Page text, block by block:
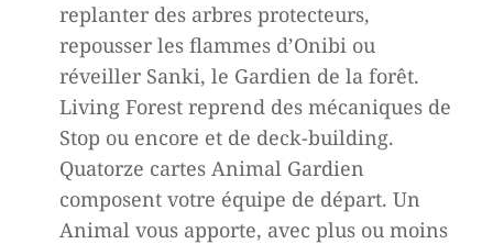
replanter des arbres protecteurs,
repousser les flammes d’Onibi ou
réveiller Sanki, le Gardien de la forêt.
Living Forest reprend des mécaniques de
Stop ou encore et de deck-building.
Quatorze cartes Animal Gardien
composent votre équipe de départ. Un
Animal vous apporte, avec plus ou moins